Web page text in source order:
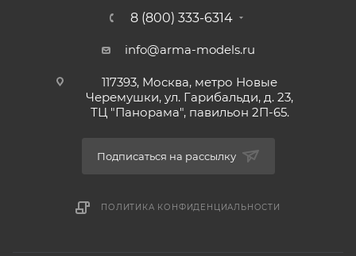
8 (800) 333-6314
info@arma-models.ru
117393, Москва, метро Новые
Черемушки, ул. Гарибальди, д. 23,
ТЦ "Панорама", павильон 2П-65.
Подписаться на рассылку
ПОЛИТИКА КОНФИДЕНЦИАЛЬНОСТИ